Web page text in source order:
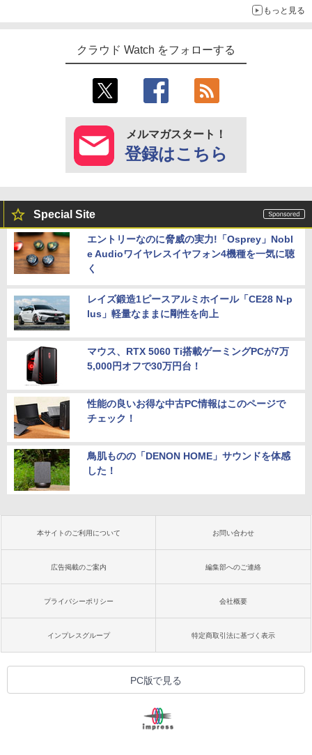
もっと見る
クラウド Watch をフォローする
メルマガスタート！
登録はこちら
Special Site
エントリーなのに脅威の実力!「Osprey」Nobl
e Audioワイヤレスイヤフォン4機種を一気に聴
く
レイズ鍛造1ピースアルミホイール「CE28 N-p
lus」軽量なままに剛性を向上
マウス、RTX 5060 Ti搭載ゲーミングPCが7万
5,000円オフで30万円台！
性能の良いお得な中古PC情報はこのページで
チェック！
鳥肌ものの「DENON HOME」サウンドを体感
した！
本サイトのご利用について お問い合わせ
広告掲載のご案内 編集部へのご連絡
プライバシーポリシー 会社概要
インプレスグループ 特定商取引法に基づく表示
PC版で見る